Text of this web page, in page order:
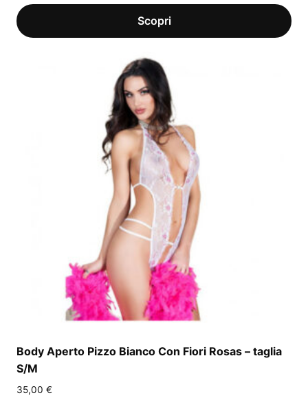
Body Aperto Pizzo Bianco Con Fiori Rosas – taglia
S/M
35,00 €